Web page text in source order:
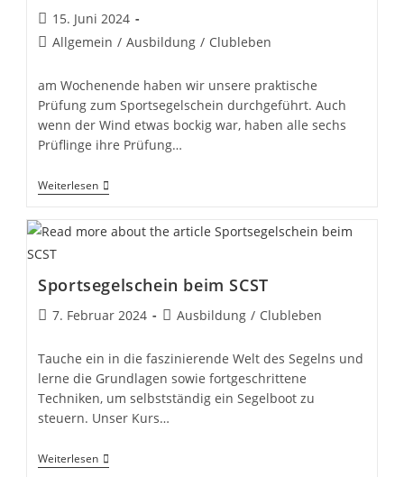
Beitrag
veröffentlicht:
15. Juni 2024
Beitrags-
Allgemein / Ausbildung / Clubleben
am Wochenende haben wir unsere praktische
Prüfung zum Sportsegelschein durchgeführt. Auch
wenn der Wind etwas bockig war, haben alle sechs
Prüflinge ihre Prüfung…
WeiterlesenBestandene
Prüfung
Sportsegelschein
Sportsegelschein beim SCST
Beitrag
7. Februar 2024
Beitrags-
Ausbildung / Clubleben
Tauche ein in die faszinierende Welt des Segelns und
lerne die Grundlagen sowie fortgeschrittene
Techniken, um selbstständig ein Segelboot zu
steuern. Unser Kurs…
WeiterlesenSportsegelschein
Beim